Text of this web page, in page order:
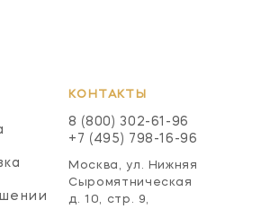
КОНТАКТЫ
8 (800) 302-61-96
+7 (495) 798-16-96
Москва, ул. Нижняя
Сыромятническая
д. 10, стр. 9,